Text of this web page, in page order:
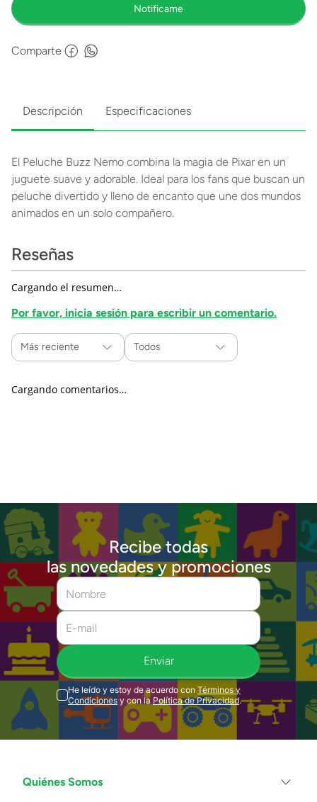
Comparte
Descripción Especificaciones
El Peluche Buzz Nemo combina la magia de Pixar en un
juguete suave y adorable. Ideal para los fans que buscan un
peluche divertido y lleno de encanto que une dos mundos
animados en un solo compañero.
Reseñas
Cargando el resumen…
Por favor, inicia sesión para escribir un comentario.
Más reciente Todos
Cargando comentarios…
Recibe todas
las novedades y promociones
Enviar
He leído y estoy de acuerdo con Términos y
Condiciones y con la Política de Privacidad.
Quiénes Somos